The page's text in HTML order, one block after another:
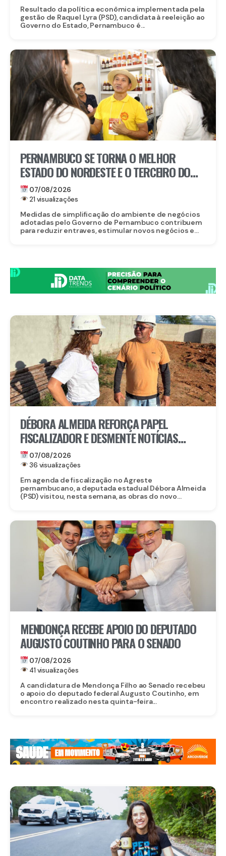
Resultado da política econômica implementada pela
gestão de Raquel Lyra (PSD), candidata à reeleição ao
Governo do Estado, Pernambuco é...
PERNAMBUCO SE TORNA O MELHOR
ESTADO DO NORDESTE E O TERCEIRO DO
BRASIL PARA EMPREENDER
07/08/2026
21 visualizações
Medidas de simplificação do ambiente de negócios
adotadas pelo Governo de Pernambuco contribuem
para reduzir entraves, estimular novos negócios e...
DÉBORA ALMEIDA REFORÇA PAPEL
FISCALIZADOR E DESMENTE NOTÍCIAS
FALSAS SOBRE OBRA DO CORPO DE
BOMBEIROS EM BELO JARDIM
07/08/2026
36 visualizações
Em agenda de fiscalização no Agreste
pernambucano, a deputada estadual Débora Almeida
(PSD) visitou, nesta semana, as obras do novo...
MENDONÇA RECEBE APOIO DO DEPUTADO
AUGUSTO COUTINHO PARA O SENADO
07/08/2026
41 visualizações
A candidatura de Mendonça Filho ao Senado recebeu
o apoio do deputado federal Augusto Coutinho, em
encontro realizado nesta quinta-feira...